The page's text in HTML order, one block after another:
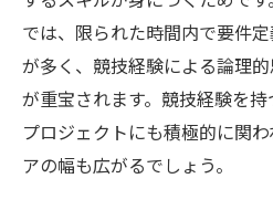
システムエンジニア
競技力
現場で役立つ競技プ
愛知県内求人で活か
では、限られた時間内で要件
が多く、競技経験による論理
が重宝されます。競技経験を
プロジェクトにも積極的に関
アの幅も広がるでしょう。